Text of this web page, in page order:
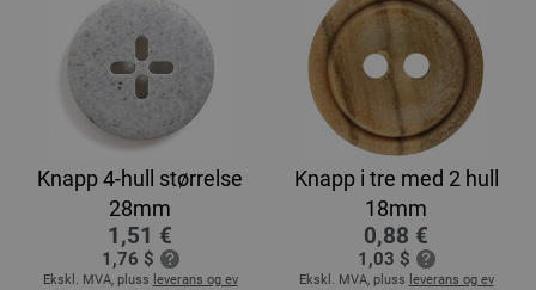
Knapp 4-hull størrelse
28mm
1,51 €
1,76 $
Ekskl. MVA, pluss leverans og ev
Knapp i tre med 2 hull
18mm
0,88 €
1,03 $
Ekskl. MVA, pluss leverans og ev